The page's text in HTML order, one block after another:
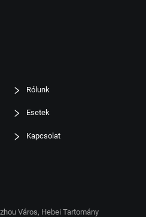
Rólunk
Esetek
Kapcsolat
Város, Hebei Tartomány